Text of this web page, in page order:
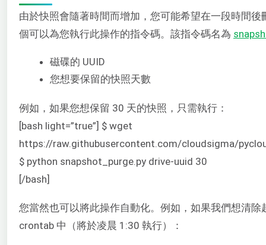
由於快照會隨著時間而增加，您可能希望在一段時間
個可以為您執行此操作的指令碼。該指令碼名為
磁碟的 UUID
您想要保留的快照天數
例如，如果您想保留 30 天的快照，只需執行：
[bash light=”true”] $ wget
https://raw.githubusercontent.com/cloudsigma/
$ python snapshot_purge.py drive-uuid 30
[/bash]
您當然也可以將此操作自動化。例如，如果我們想清
crontab 中（將於凌晨 1:30 執行）：